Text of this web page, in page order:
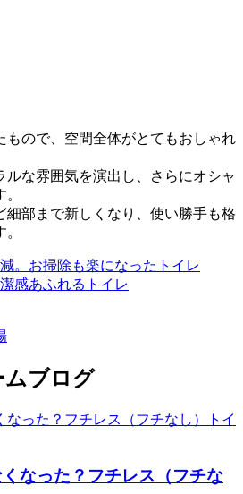
もので、空間全体がとてもおしゃれ
ルな雰囲気を演出し、さらにオシャ
細部まで新しくなり、使い勝手も格
。お掃除も楽になったトイレ
感あふれるトイレ
ムブログ
なった？フチレス（フチな